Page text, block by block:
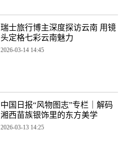
瑞士旅行博主深度探访云南 用镜
头定格七彩云南魅力
2026-03-14 14:45
中国日报“风物图志”专栏｜解码
湘西苗族银饰里的东方美学
2026-03-13 14:25